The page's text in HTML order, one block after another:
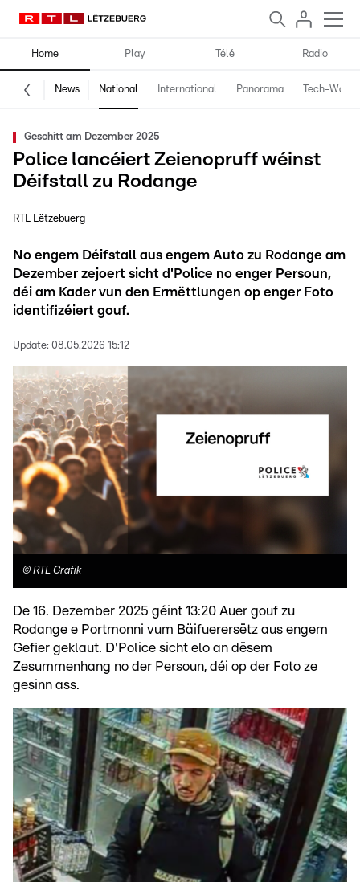
Home Play Télé Radio
News National International Panorama Tech-World
Geschitt am Dezember 2025
Police lancéiert Zeienopruff wéinst
Déifstall zu Rodange
RTL Lëtzebuerg
No engem Déifstall aus engem Auto zu Rodange am
Dezember zejoert sicht d'Police no enger Persoun,
déi am Kader vun den Ermëttlungen op enger Foto
identifizéiert gouf.
Update: 08.05.2026 15:12
© RTL Grafik
De 16. Dezember 2025 géint 13:20 Auer gouf zu
Rodange e Portmonni vum Bäifuerersëtz aus engem
Gefier geklaut. D'Police sicht elo an dësem
Zesummenhang no der Persoun, déi op der Foto ze
gesinn ass.